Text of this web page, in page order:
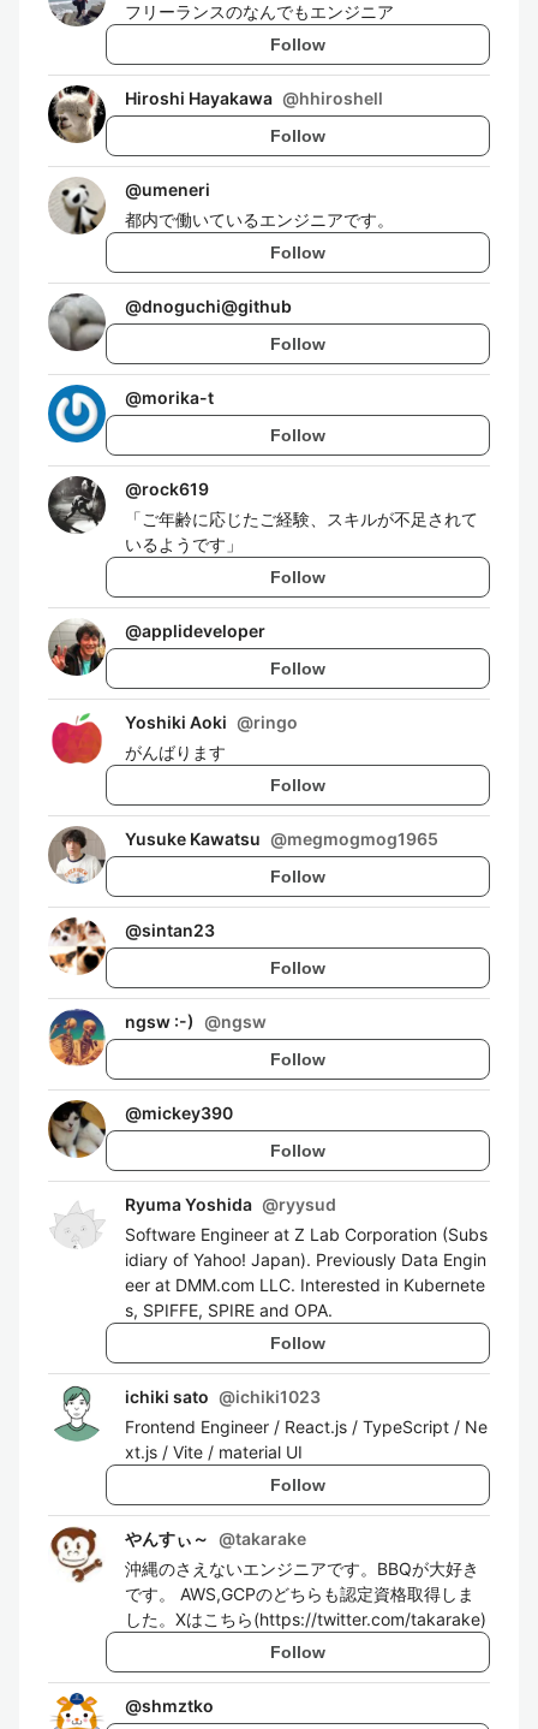
フリーランスのなんでもエンジニア
Follow
Hiroshi Hayakawa @hhiroshell
Follow
@umeneri
都内で働いているエンジニアです。
Follow
@dnoguchi@github
Follow
@morika-t
Follow
@rock619
「ご年齢に応じたご経験、スキルが不足されて
いるようです」
Follow
@applideveloper
Follow
Yoshiki Aoki @ringo
がんばります
Follow
Yusuke Kawatsu @megmogmog1965
Follow
@sintan23
Follow
ngsw :-) @ngsw
Follow
@mickey390
Follow
Ryuma Yoshida @ryysud
Software Engineer at Z Lab Corporation (Subs
idiary of Yahoo! Japan). Previously Data Engin
eer at DMM.com LLC. Interested in Kubernete
s, SPIFFE, SPIRE and OPA.
Follow
ichiki sato @ichiki1023
Frontend Engineer / React.js / TypeScript / Ne
xt.js / Vite / material UI
Follow
やんすぃ～ @takarake
沖縄のさえないエンジニアです。BBQが大好き
です。 AWS,GCPのどちらも認定資格取得しま
した。Xはこちら(https://twitter.com/takarake)
Follow
@shmztko